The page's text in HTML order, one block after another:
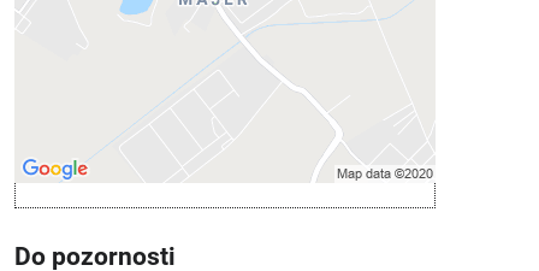
Povoliť a zapamätať - súhlas s druhom
cookie: Funkčné
Otvoriť obsah v novom okne
Do pozornosti